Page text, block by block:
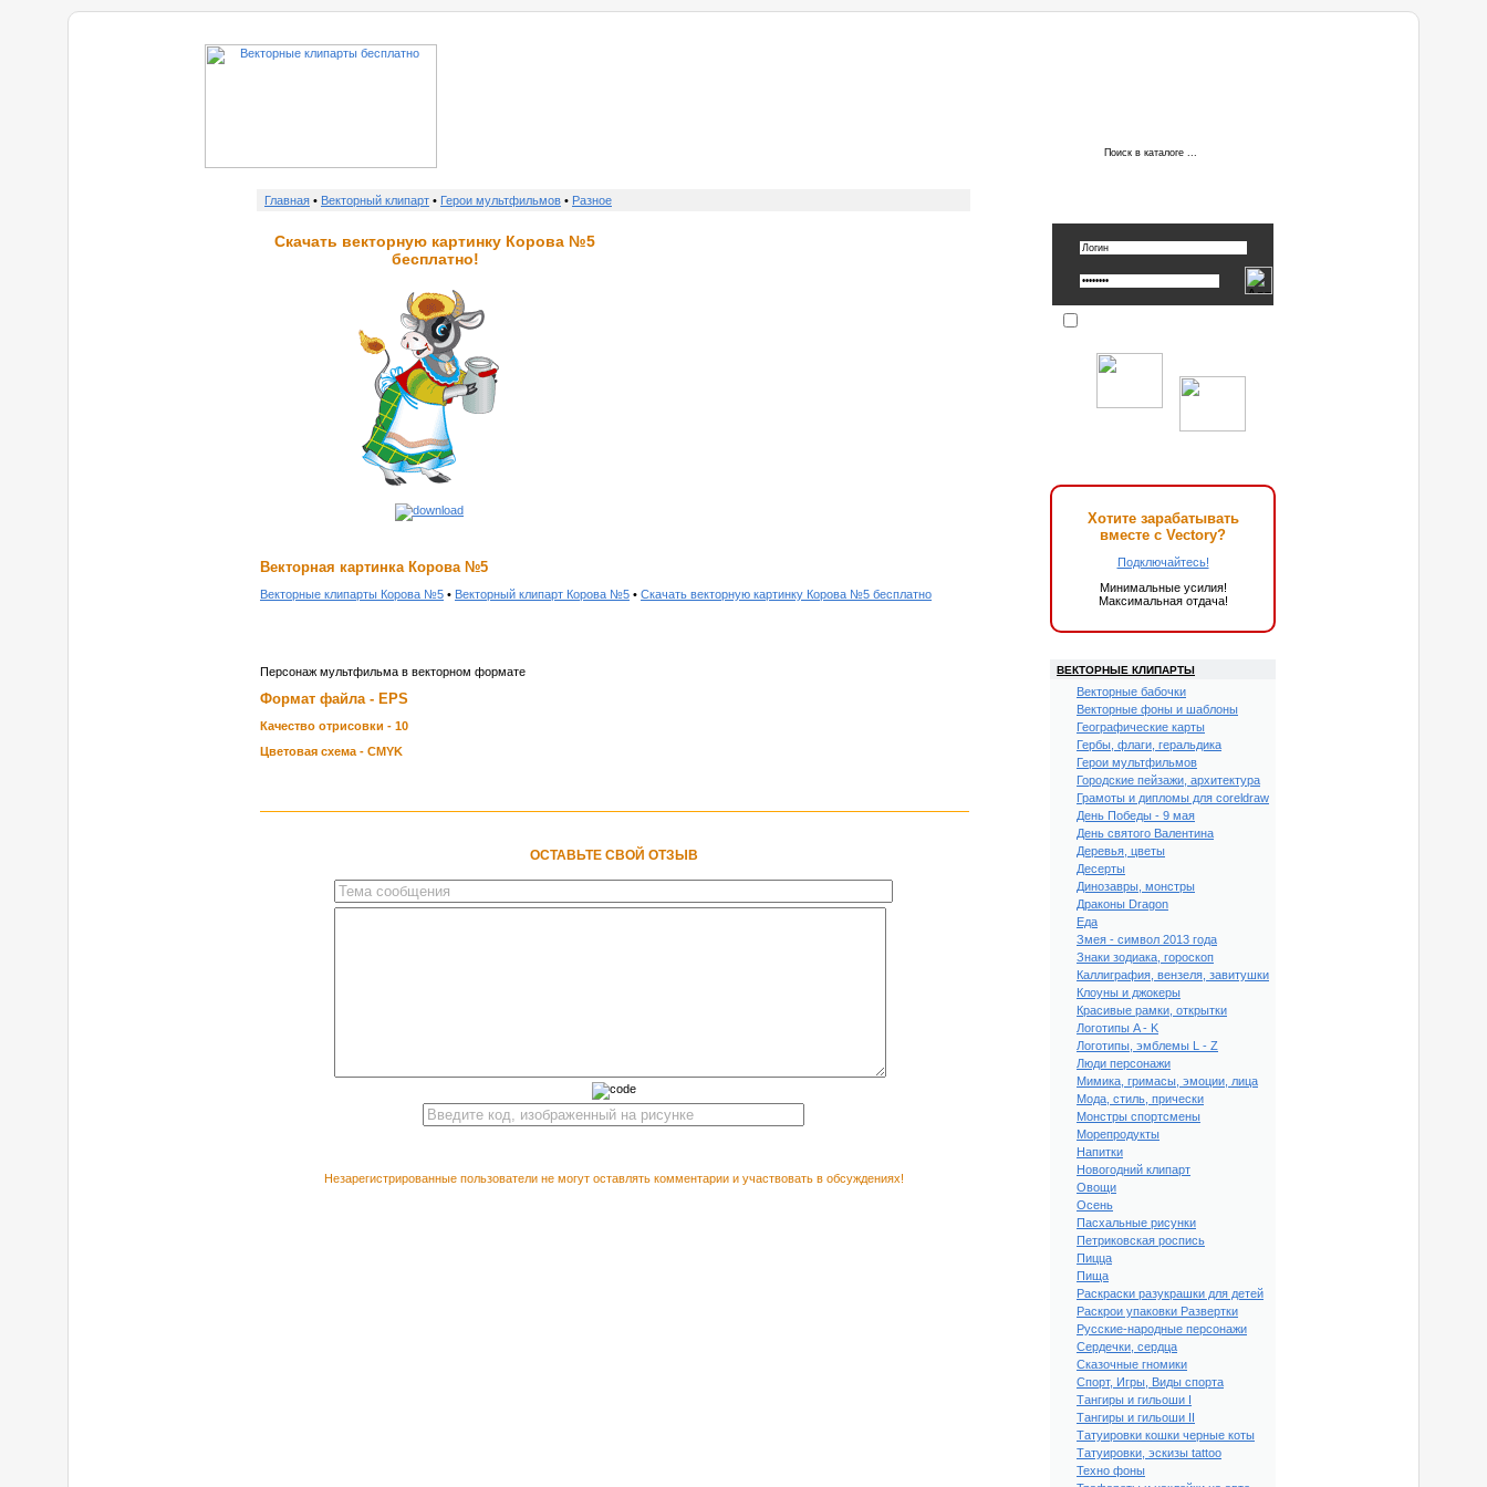
Главная • Векторный клипарт • Герои мультфильмов • Разное
Скачать векторную картинку Корова №5
бесплатно!
Векторная картинка Корова №5
Векторные клипарты Корова №5 • Векторный клипарт Корова №5 • Скачать векторную картинку Корова №5 бесплатно
Персонаж мультфильма в векторном формате
Формат файла - EPS
Качество отрисовки - 10
Цветовая схема - CMYK
ОСТАВЬТЕ СВОЙ ОТЗЫВ
Незарегистрированные пользователи не могут оставлять комментарии и участвовать в обсуждениях!
Хотите зарабатывать
вместе с Vectory?
Подключайтесь!
Минимальные усилия!
Максимальная отдача!
ВЕКТОРНЫЕ КЛИПАРТЫ
Векторные бабочки
Векторные фоны и шаблоны
Географические карты
Гербы, флаги, геральдика
Герои мультфильмов
Городские пейзажи, архитектура
Грамоты и дипломы для coreldraw
День Победы - 9 мая
День святого Валентина
Деревья, цветы
Десерты
Динозавры, монстры
Драконы Dragon
Еда
Змея - символ 2013 года
Знаки зодиака, гороскоп
Каллиграфия, вензеля, завитушки
Клоуны и джокеры
Красивые рамки, открытки
Логотипы A - K
Логотипы, эмблемы L - Z
Люди персонажи
Мимика, гримасы, эмоции, лица
Мода, стиль, прически
Монстры спортсмены
Морепродукты
Напитки
Новогодний клипарт
Овощи
Осень
Пасхальные рисунки
Петриковская роспись
Пицца
Пища
Раскраски разукрашки для детей
Раскрои упаковки Развертки
Русские-народные персонажи
Сердечки, сердца
Сказочные гномики
Спорт, Игры, Виды спорта
Тангиры и гильоши I
Тангиры и гильоши II
Татуировки кошки черные коты
Татуировки, эскизы tattoo
Техно фоны